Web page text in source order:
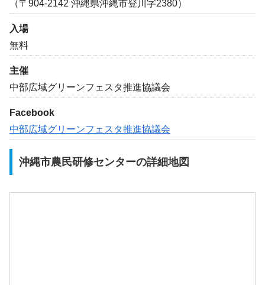
（〒904-2142 沖縄県沖縄市登川字2380）
入場
無料
主催
中部広域グリーンフェスタ推進協議会
Facebook
中部広域グリーンフェスタ推進協議会
沖縄市農民研修センターの詳細地図